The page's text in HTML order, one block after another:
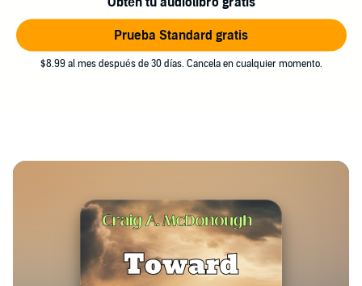
Prueba Standard gratis
$8.99 al mes después de 30 días. Cancela en cualquier momento.